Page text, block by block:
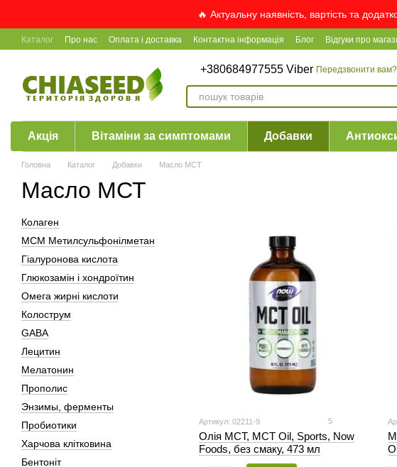
🔥 Актуальну наявність, вартість та
Каталог Про нас Оплата і доставка Контактна інформація Блог Відгуки про
+380684977555 Viber Передзвонити вам?
Акція Вітаміни за симптомами Добавки
Головна Каталог Добавки Масло МСТ
Масло МСТ
Артикул: 02211-9 5
Олія МСТ, MCT Oil, Sports, Now
Foods, без смаку, 473 мл
Колаген
МСМ Метилсульфонілметан
Гіалуронова кислота
Глюкозамін і хондроїтин
Омега жирні кислоти
Колострум
GABA
Лецитин
Мелатонин
Прополис
Энзимы, ферменты
Пробиотики
Харчова клітковина
Бентоніт